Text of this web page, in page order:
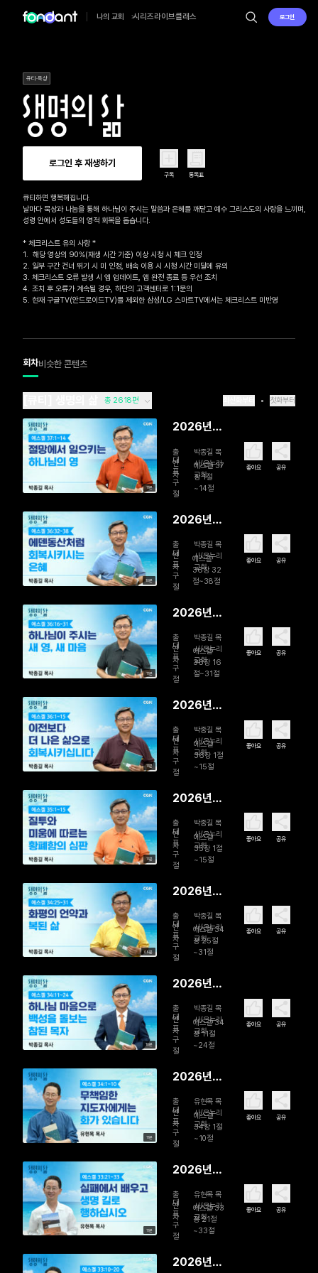
나의 교회 시리즈라이브클래스 로그인
큐티·묵상
로그인 후 재생하기
구독 통독표
큐티하면 행복해집니다.
날마다 묵상과 나눔을 통해 하나님이 주시는 말씀과 은혜를 깨닫고 예수 그리스도의 사랑을 느끼며,
성령 안에서 성도들의 영적 회복을 돕습니다.
* 체크리스트 유의 사항 *
1.  해당 영상의 90%(재생 시간 기준) 이상 시청 시 체크 인정
2. 일부 구간 건너 뛰기 시 미 인정, 배속 이용 시 시청 시간 미달에 유의
3. 체크리스트 오류 발생 시 앱 업데이트, 앱 완전 종료 등 우선 조치
4. 조치 후 오류가 계속될 경우, 하단의 고객센터로 1:1문의
5. 현재 구글TV(안드로이드TV)를 제외한 삼성/LG 스마트TV에서는 체크리스트 미반영
회차비슷한 콘텐츠
총 2618편 첫화부터
11분
2026년
일 절망에
서 일으키
는 하나님
의 영
출
연
자
박종길 목
사/온누리
교회
대
표
구
절
에스겔 37
장 1절
~14절
좋아요 공유
10분
2026년
일 에덴동
산처럼 회
복시키시는
은혜
출
연
자
박종길 목
사/온누리
교회
대
표
구
절
에스겔
36장 32
절~38절
좋아요 공유
11분
2026년
일 하나님
이 주시는
새 영, 새 마
음
출
연
자
박종길 목
사/온누리
교회
대
표
구
절
에스겔
36장 16
절~31절
좋아요 공유
11분
2026년
일 이전보
다 더 나은
삶으로 회
복시킵니다
출
연
자
박종길 목
사/온누리
교회
대
표
구
절
에스겔
36장 1절
~15절
좋아요 공유
11분
2026년
일 질투와
미움에 따
르는 황폐
함의 심판
출
연
자
박종길 목
사/온누리
교회
대
표
구
절
에스겔
35장 1절
~15절
좋아요 공유
09분
2026년
일 화평의
언약과 복
된 삶
출
연
자
박종길 목
사/온누리
교회
대
표
구
절
에스겔 34
장 25절
~31절
좋아요 공유
10분
2026년
일 하나님
마음으로
백성을 돌
보는 참된
출
연
자
박종길 목
사/온누리
교회
대
표
구
절
에스겔 34
장 11절
~24절
좋아요 공유
11분
2026년
무책임한
지도자에게
는 화가 있
습니다
출
연
자
유현목 목
사/온누리
교회
대
표
구
절
에스겔
34장 1절
~10절
좋아요 공유
11분
2026년
실패에서
배우고 생
명 길로 행
하십시오
출
연
자
유현목 목
사/온누리
교회
대
표
구
절
에스겔 33
장 21절
~33절
좋아요 공유
2026년